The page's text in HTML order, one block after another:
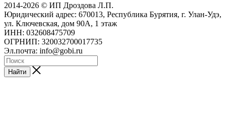
2014-2026 © ИП Дроздова Л.П.
Юридический адрес: 670013, Республика Бурятия, г. Улан-Удэ,
ул. Ключевская, дом 90А, 1 этаж
ИНН: 032608475709
ОГРНИП: 320032700017735
Эл.почта: info@gobi.ru
Найти